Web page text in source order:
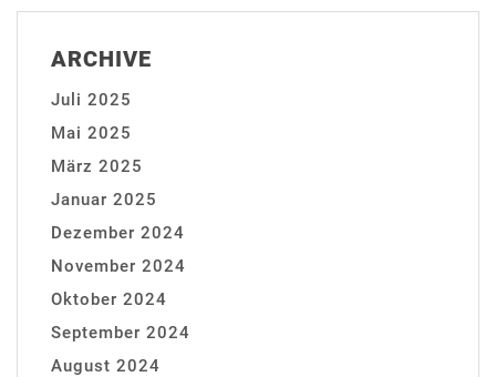
ARCHIVE
Juli 2025
Mai 2025
März 2025
Januar 2025
Dezember 2024
November 2024
Oktober 2024
September 2024
August 2024